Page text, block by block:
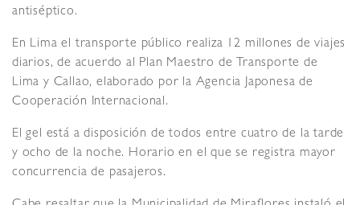
antiséptico.
En Lima el transporte público realiza 12 millones de viajes
diarios, de acuerdo al Plan Maestro de Transporte de
Lima y Callao, elaborado por la Agencia Japonesa de
Cooperación Internacional.
El gel está a disposición de todos entre cuatro de la tarde
y ocho de la noche. Horario en el que se registra mayor
concurrencia de pasajeros.